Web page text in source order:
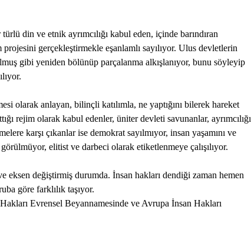
türlü din ve etnik ayrımcılığı kabul eden, içinde barındıran
gerçekleştirmekle eşanlamlı sayılıyor. Ulus devletlerin
gibi yeniden bölünüp parçalanma alkışlanıyor, bunu söyleyip
olarak anlayan, bilinçli katılımla, ne yaptığını bilerek hareket
rejim olarak kabul edenler, üniter devleti savunanlar, ayrımcılığı
karşı çıkanlar ise demokrat sayılmıyor, insan yaşamını ve
elitist ve darbeci olarak etiketlenmeye çalışılıyor.
eksen değiştirmiş durumda. İnsan hakları dendiği zaman hemen
göre farklılık taşıyor.
Evrensel Beyannamesinde ve Avrupa İnsan Hakları